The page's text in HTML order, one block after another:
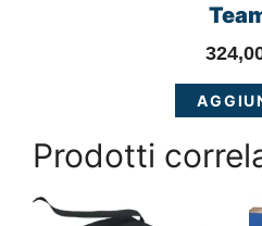
Prodotti